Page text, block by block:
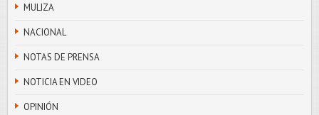
MULIZA
NACIONAL
NOTAS DE PRENSA
NOTICIA EN VIDEO
OPINIÓN